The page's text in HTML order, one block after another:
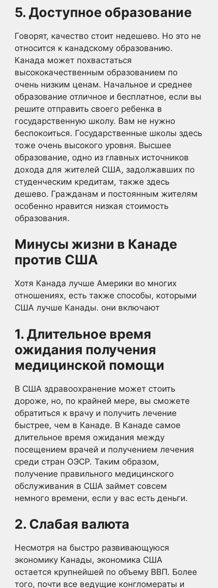
5. Доступное образование
Говорят, качество стоит недешево. Но это не
относится к канадскому образованию.
Канада может похвастаться
высококачественным образованием по
очень низким ценам. Начальное и среднее
образование отличное и бесплатное, если вы
решите отправить своего ребенка в
государственную школу. Вам не нужно
беспокоиться. Государственные школы здесь
тоже очень высокого уровня. Высшее
образование, одно из главных источников
дохода для жителей США, задолжавших по
студенческим кредитам, также здесь
дешево. Гражданам и постоянным жителям
особенно нравится низкая стоимость
образования.
Минусы жизни в Канаде
против США
Хотя Канада лучше Америки во многих
отношениях, есть также способы, которыми
США лучше Канады. они включают
1. Длительное время
ожидания получения
медицинской помощи
В США здравоохранение может стоить
дороже, но, по крайней мере, вы сможете
обратиться к врачу и получить лечение
быстрее, чем в Канаде. В Канаде самое
длительное время ожидания между
посещением врачей и получением лечения
среди стран ОЭСР. Таким образом,
получение правильного медицинского
обслуживания в США займет совсем
немного времени, если у вас есть деньги.
2. Слабая валюта
Несмотря на быстро развивающуюся
экономику Канады, экономика США
остается крупнейшей по объему ВВП. Более
того, почти все ведущие конгломераты и